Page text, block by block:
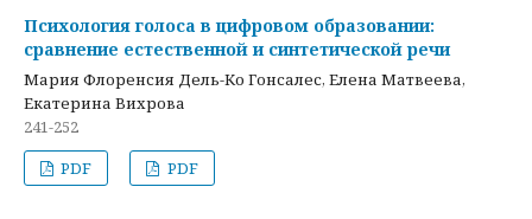
Психология голоса в цифровом образовании:
сравнение естественной и синтетической речи
Мария Флоренсия Дель-Ко Гонсалес, Елена Матвеева,
Екатерина Вихрова
241-252
PDF
PDF